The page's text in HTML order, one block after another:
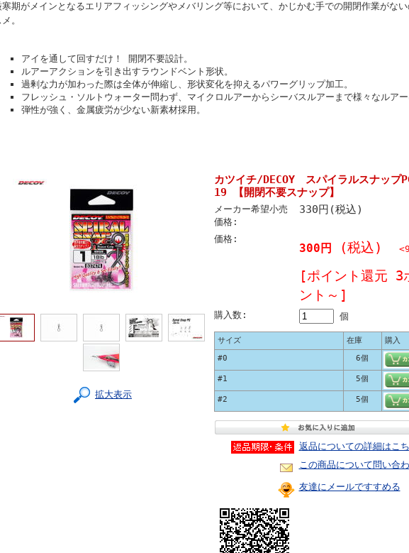
寒期がメインとなるエリアフィッシングやメバリング等において、かじかむ手での開閉作業がな
。
アイを通して回すだけ！ 開閉不要設計。
ルアーアクションを引き出すラウンドベント形状。
過剰な力が加わった際は全体が伸縮し、形状変化を抑えるパワーグリップ加工。
フレッシュ・ソルトウォーター問わず、マイクロルアーからシーバスルアーまで様々なルアー
弾性が強く、金属疲労が少ない新素材採用。
拡大表示
カツイチ/DECOY スパイラルスナップ
19 【開閉不要スナップ】
メーカー希望小売
価格:
330円(税込)
価格:
300円 (税込)
[ポイント還元 3
ント～]
購入数: 個
サイズ 在庫
購入
#0
6個
#1 5個
#2 5個
返品についての詳細はこ
この商品について問い合
友達にメールですすめる